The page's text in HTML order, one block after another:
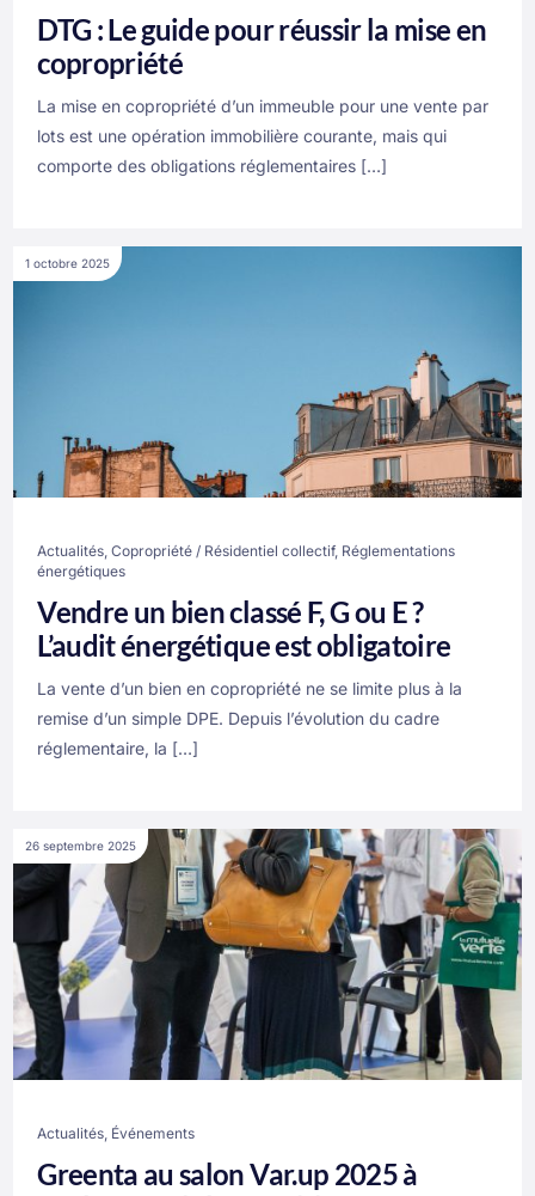
DTG : Le guide pour réussir la mise en
copropriété
La mise en copropriété d’un immeuble pour une vente par
lots est une opération immobilière courante, mais qui
comporte des obligations réglementaires […]
1 octobre 2025
Actualités,Copropriété / Résidentiel collectif, Réglementations
énergétiques
Vendre un bien classé F, G ou E ?
L’audit énergétique est obligatoire
La vente d’un bien en copropriété ne se limite plus à la
remise d’un simple DPE. Depuis l’évolution du cadre
réglementaire, la […]
26 septembre 2025
Actualités, Événements
Greenta au salon Var.up 2025 à